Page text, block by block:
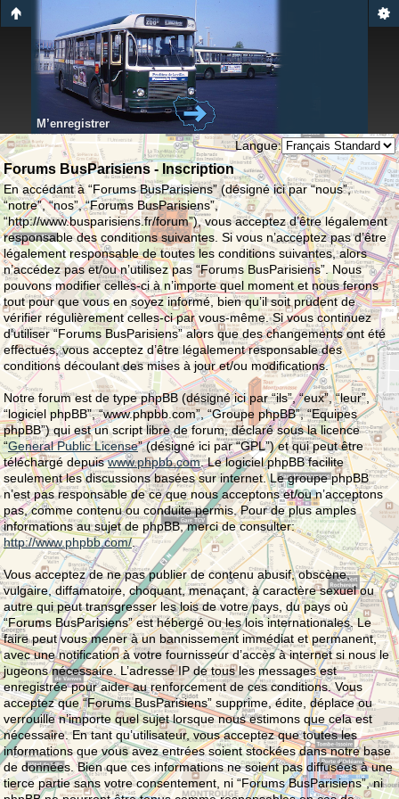
M’enregistrer
Langue:
Forums BusParisiens - Inscription
En accédant à “Forums BusParisiens” (désigné ici par “nous”,
“notre”, “nos”, “Forums BusParisiens”,
“http://www.busparisiens.fr/forum”), vous acceptez d’être légalement
responsable des conditions suivantes. Si vous n’acceptez pas d’être
légalement responsable de toutes les conditions suivantes, alors
n’accédez pas et/ou n’utilisez pas “Forums BusParisiens”. Nous
pouvons modifier celles-ci à n’importe quel moment et nous ferons
tout pour que vous en soyez informé, bien qu’il soit prudent de
vérifier régulièrement celles-ci par vous-même. Si vous continuez
d’utiliser “Forums BusParisiens” alors que des changements ont été
effectués, vous acceptez d’être légalement responsable des
conditions découlant des mises à jour et/ou modifications.
Notre forum est de type phpBB (désigné ici par “ils”, “eux”, “leur”,
“logiciel phpBB”, “www.phpbb.com”, “Groupe phpBB”, “Equipes
phpBB”) qui est un script libre de forum, déclaré sous la licence
“General Public License” (désigné ici par “GPL”) et qui peut être
téléchargé depuiswww.phpbb.com. Le logiciel phpBB facilite
seulement les discussions basées sur internet. Le groupe phpBB
n’est pas responsable de ce que nous acceptons et/ou n’acceptons
pas, comme contenu ou conduite permis. Pour de plus amples
informations au sujet de phpBB, merci de consulter:
http://www.phpbb.com/.
Vous acceptez de ne pas publier de contenu abusif, obscène,
vulgaire, diffamatoire, choquant, menaçant, à caractère sexuel ou
autre qui peut transgresser les lois de votre pays, du pays où
“Forums BusParisiens” est hébergé ou les lois internationales. Le
faire peut vous mener à un bannissement immédiat et permanent,
avec une notification à votre fournisseur d’accès à internet si nous le
jugeons nécessaire. L’adresse IP de tous les messages est
enregistrée pour aider au renforcement de ces conditions. Vous
acceptez que “Forums BusParisiens” supprime, édite, déplace ou
verrouille n’importe quel sujet lorsque nous estimons que cela est
nécessaire. En tant qu’utilisateur, vous acceptez que toutes les
informations que vous avez entrées soient stockées dans notre base
de données. Bien que ces informations ne soient pas diffusées à une
tierce partie sans votre consentement, ni “Forums BusParisiens”, ni